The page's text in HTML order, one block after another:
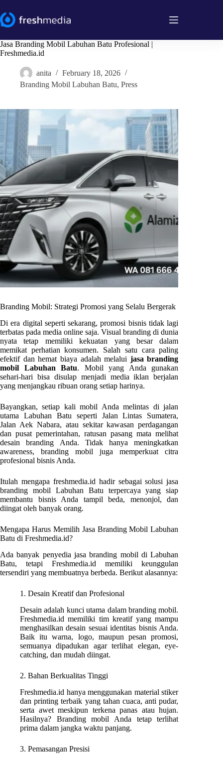
to
content
Jasa Branding Mobil Labuhan Batu Profesional |
Freshmedia.id
anita
February 18, 2026
Branding Mobil Labuhan Batu, Press
Branding Mobil: Strategi Promosi yang Selalu Bergerak
Di era digital seperti sekarang, promosi bisnis tidak lagi
terbatas pada media online saja. Visual branding di dunia
nyata tetap memiliki kekuatan yang besar dalam
memikat perhatian konsumen. Salah satu cara paling
efektif dan hemat biaya adalah melalui jasa branding
mobil Labuhan Batu. Mobil yang Anda gunakan
sehari-hari bisa disulap menjadi media iklan berjalan
yang menjangkau ribuan orang setiap harinya.
Bayangkan, setiap kali mobil Anda melintas di jalan
utama Labuhan Batu seperti Jalan Lintas Sumatera,
Jalan Aek Nabara, atau sekitar kawasan perdagangan
dan pusat pemerintahan, ratusan pasang mata melihat
desain branding Anda. Tidak hanya meningkatkan
awareness, branding mobil juga memperkuat citra
profesional bisnis Anda.
Itulah mengapa freshmedia.id hadir sebagai solusi jasa
branding mobil Labuhan Batu terpercaya yang siap
membantu bisnis Anda tampil beda, menonjol, dan
diingat oleh banyak orang.
Mengapa Harus Memilih Jasa Branding Mobil Labuhan
Batu di Freshmedia.id?
Ada banyak penyedia jasa branding mobil di Labuhan
Batu, tetapi Freshmedia.id memiliki keunggulan
tersendiri yang membuatnya berbeda. Berikut alasannya:
1. Desain Kreatif dan Profesional
Desain adalah kunci utama dalam branding mobil.
Freshmedia.id memiliki tim kreatif yang mampu
menghasilkan desain sesuai identitas bisnis Anda.
Baik itu warna, logo, maupun pesan promosi,
semuanya dipadukan agar terlihat elegan, eye-
catching, dan mudah diingat.
2. Bahan Berkualitas Tinggi
Freshmedia.id hanya menggunakan material stiker
dan printing terbaik yang tahan cuaca, anti pudar,
serta awet meskipun terkena panas atau hujan.
Hasilnya? Branding mobil Anda tetap terlihat
prima dalam jangka waktu panjang.
3. Pemasangan Presisi